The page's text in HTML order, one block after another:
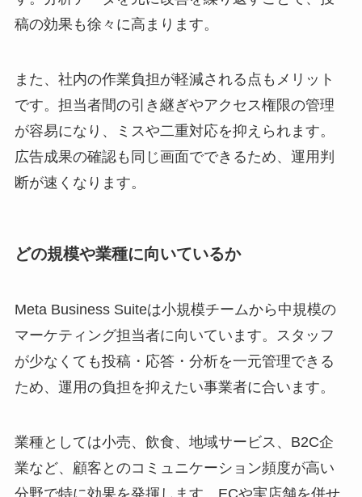
稿の効果も徐々に高まります。
また、社内の作業負担が軽減される点もメリット
です。担当者間の引き継ぎやアクセス権限の管理
が容易になり、ミスや二重対応を抑えられます。
広告成果の確認も同じ画面でできるため、運用判
断が速くなります。
どの規模や業種に向いているか
Meta Business Suiteは小規模チームから中規模の
マーケティング担当者に向いています。スタッフ
が少なくても投稿・応答・分析を一元管理できる
ため、運用の負担を抑えたい事業者に合います。
業種としては小売、飲食、地域サービス、B2C企
業など、顧客とのコミュニケーション頻度が高い